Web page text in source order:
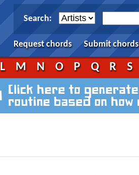
Search:
Request chords Submit chords
L M N O P Q R S